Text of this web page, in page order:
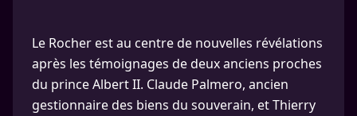
Le Rocher est au centre de nouvelles révélations
après les témoignages de deux anciens proches
du prince Albert II. Claude Palmero, ancien
gestionnaire des biens du souverain, et Thierry